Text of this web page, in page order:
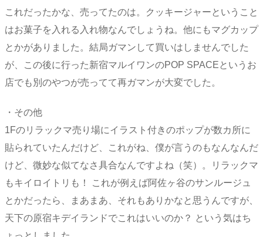
これだったかな、売ってたのは。クッキージャーということ
はお菓子を入れる入れ物なんでしょうね。他にもマグカップ
とかがありました。結局ガマンして買いはしませんでした
が、この後に行った新宿マルイワンのPOP SPACEというお
店でも別のやつが売ってて再ガマンが大変でした。
・その他
1Fのリラックマ売り場にイラスト付きのポップが数カ所に
貼られていたんだけど、これがね、僕が言うのもなんなんだ
けど、微妙な似てなさ具合なんですよね（笑）。リラックマ
もキイロイトリも！ これが例えば阿佐ヶ谷のサンルージュ
とかだったら、まあまあ、それもありかなと思うんですが、
天下の原宿キデイランドでこれはいいのか？ という気はち